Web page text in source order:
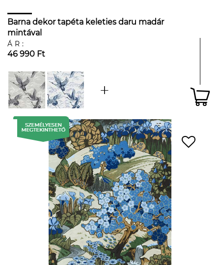
Barna dekor tapéta keleties daru madár
mintával
ÁR:
46 990 Ft